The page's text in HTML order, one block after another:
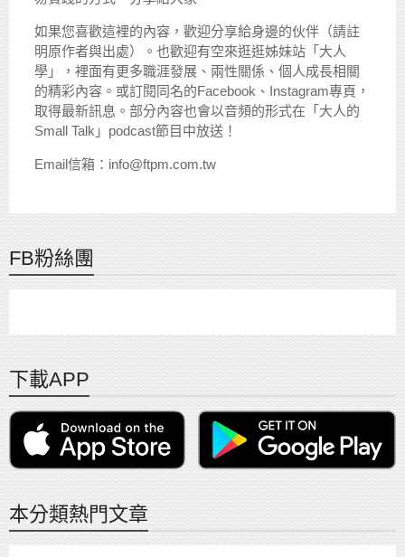
如果您喜歡這裡的內容，歡迎分享給身邊的伙伴（請註
明原作者與出處）。也歡迎有空來逛逛姊妹站「大人
學」，裡面有更多職涯發展、兩性關係、個人成長相關
的精彩內容。或訂閱同名的Facebook、Instagram專頁，
取得最新訊息。部分內容也會以音頻的形式在「大人的
Small Talk」podcast節目中放送！
Email信箱：info@ftpm.com.tw
FB粉絲團
下載APP
本分類熱門文章